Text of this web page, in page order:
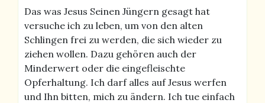
Das was Jesus Seinen Jüngern gesagt hat
versuche ich zu leben, um von den alten
Schlingen frei zu werden, die sich wieder zu
ziehen wollen. Dazu gehören auch der
Minderwert oder die eingefleischte
Opferhaltung. Ich darf alles auf Jesus werfen
und Ihn bitten, mich zu ändern. Ich tue einfach